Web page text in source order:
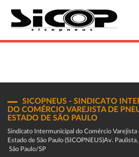
SICOPNEUS - SINDICATO
DO COMÉRCIO VAREJISTA DE
ESTADO DE SÃO PAULO
Sindicato Intermunicipal do Comércio Varejista
Estado de São Paulo (SICOPNEUS)Av.
São Paulo/SP